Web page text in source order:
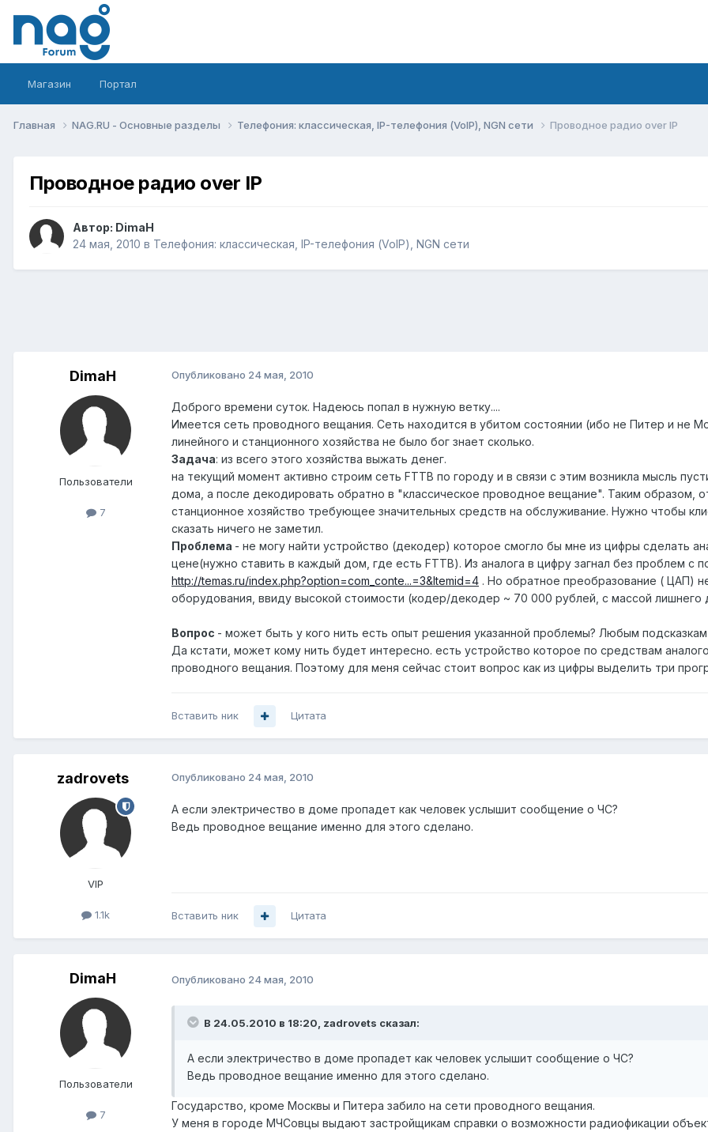
Магазин Портал
Главная NAG.RU - Основные разделы Телефония: классическая, IP-телефония (VoIP), NGN сети Проводное радио over IP
Проводное радио over IP
Автор: DimaH
24 мая, 2010 в Телефония: классическая, IP-телефония (VoIP), NGN сети
DimaH
Пользователи
7
Опубликовано 24 мая, 2010
Доброго времени суток. Надеюсь попал в нужную ветку....
Имеется сеть проводного вещания. Сеть находится в убитом состоянии (ибо не Питер и не
линейного и станционного хозяйства не было бог знает сколько.
Задача: из всего этого хозяйства выжать денег.
на текущий момент активно строим сеть FTTB по городу и в связи с этим возникла мысль
дома, а после декодировать обратно в "классическое проводное вещание". Таким образом,
станционное хозяйство требующее значительных средств на обслуживание. Нужно чтобы
сказать ничего не заметил.
Проблема - не могу найти устройство (декодер) которое смогло бы мне из цифры сделать
цене(нужно ставить в каждый дом, где есть FTTB). Из аналога в цифру загнал без проблем
http://temas.ru/index.php?option=com_conte...=3&Itemid=4 . Но обратное преобразование ( ЦАП)
оборудования, ввиду высокой стоимости (кодер/декодер ~ 70 000 рублей, с массой лишнего
Вопрос - может быть у кого нить есть опыт решения указанной проблемы? Любым
Да кстати, может кому нить будет интересно. есть устройство которое по средствам
проводного вещания. Поэтому для меня сейчас стоит вопрос как из цифры выделить три
Вставить ник Цитата
zadrovets
VIP
1.1k
Опубликовано 24 мая, 2010
А если электричество в доме пропадет как человек услышит сообщение о ЧС?
Ведь проводное вещание именно для этого сделано.
Вставить ник Цитата
DimaH
Пользователи
7
Опубликовано 24 мая, 2010
В 24.05.2010 в 18:20, zadrovets сказал:
А если электричество в доме пропадет как человек услышит сообщение о ЧС?
Ведь проводное вещание именно для этого сделано.
Государство, кроме Москвы и Питера забило на сети проводного вещания.
У меня в городе МЧСовцы выдают застройщикам справки о возможности радиофикации